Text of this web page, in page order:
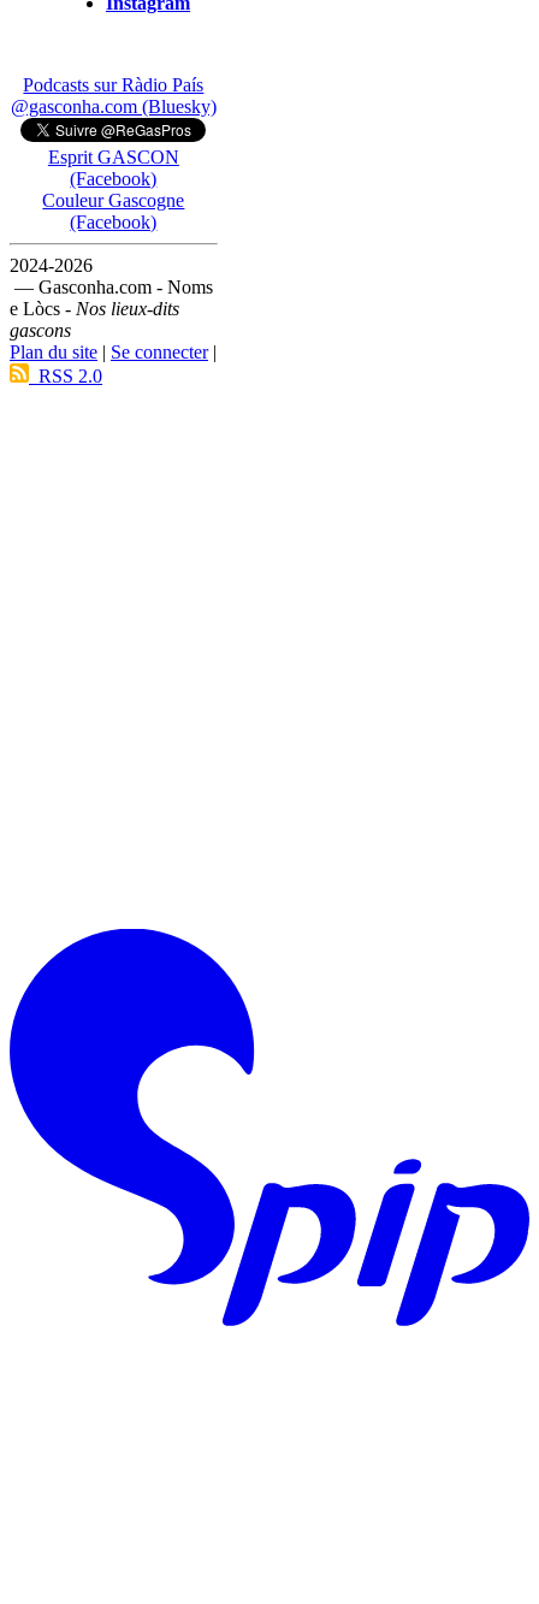
Podcasts sur Ràdio País
@gasconha.com (Bluesky)
Esprit GASCON
(Facebook)
Couleur Gascogne
(Facebook)
2024-2026
— Gasconha.com - Noms
e Lòcs - Nos lieux-dits
gascons
Plan du site | Se connecter|
RSS 2.0